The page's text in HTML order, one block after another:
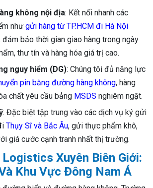
không nội địa: Kết nối nhanh các
nhưgửi hàng từ TP.HCM đi Hà Nội
đảm bảo thời gian giao hàng trong ngày
thư tín và hàng hóa giá trị cao.
nguy hiểm (DG): Chúng tôi đủ năng lực
pin bằng đường hàng không, hàng
chất yêu cầu bảng MSDS nghiêm ngặt.
: Đặc biệt tập trung vào các dịch vụ ký gửi
Thụy Sĩ và Bắc Âu, gửi thực phẩm khô,
giá cước cạnh tranh nhất thị trường.
Logistics Xuyên Biên Giới:
Khu Vực Đông Nam Á